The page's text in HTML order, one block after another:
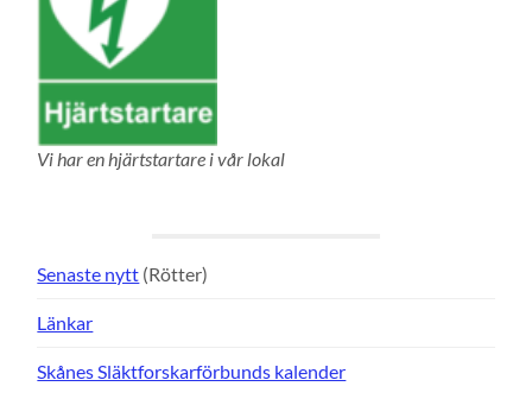
Vi har en hjärtstartare i vår lokal
Senaste nytt (Rötter)
Länkar
Skånes Släktforskarförbunds kalender